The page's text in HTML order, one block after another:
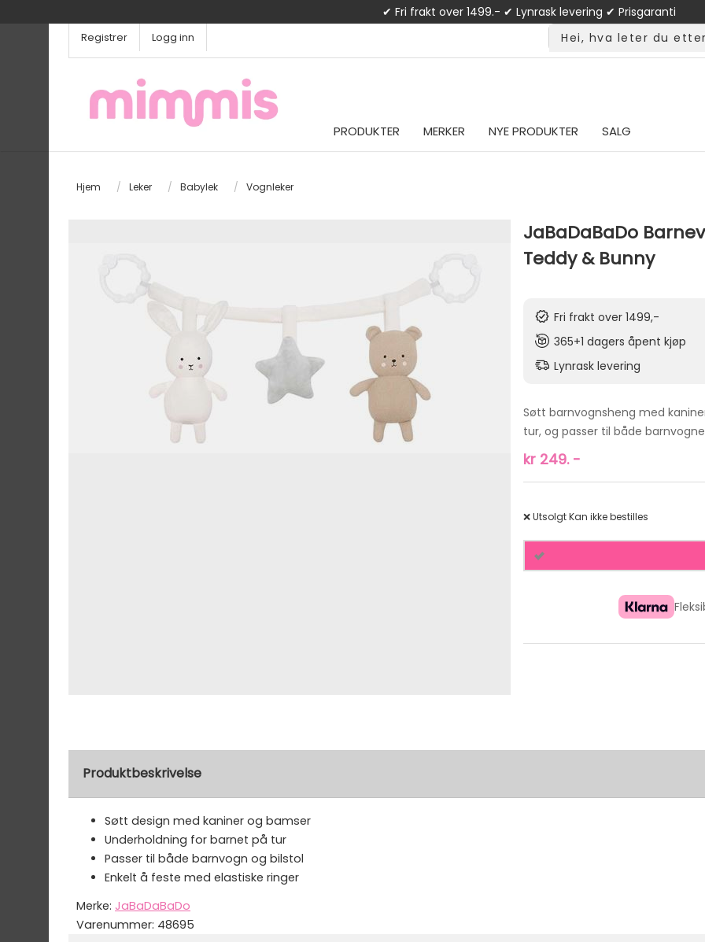
✔ Fri frakt over 1499.- ✔ Lynrask levering ✔ Prisgaranti
Registrer Logg inn
PRODUKTER MERKER NYE PRODUKTER SALG
Hjem / Leker / Babylek / Vognleker
JaBaDaBaDo
Teddy & Bunny
Fri frakt over 1499,-
365+1 dagers åpent kjøp
Lynrask levering
Søtt barnvognsheng med
tur, og passer til både
kr 249.-
❌ UtsolgtKan ikke bestilles
Produktbeskrivelse
Søtt design med kaniner og bamser
Underholdning for barnet på tur
Passer til både barnvogn og bilstol
Enkelt å feste med elastiske ringer
Merke: JaBaDaBaDo
Varenummer: 48695